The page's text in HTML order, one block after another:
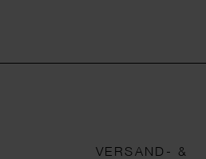
VERSAND- &